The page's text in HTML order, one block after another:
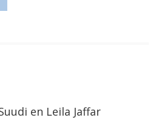
en Leila Jaffar